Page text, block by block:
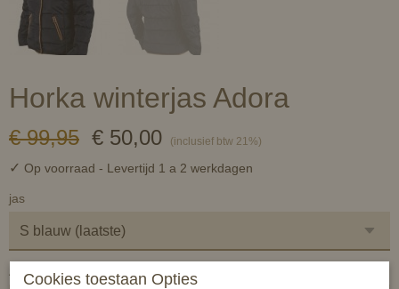
Horka winterjas Adora
€ 99,95 € 50,00 (inclusief btw 21%)
✓ Op voorraad - Levertijd 1 a 2 werkdagen
jas
AantalCookies toestaan Opties